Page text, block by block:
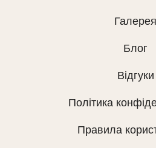
Галерея
Блог
Відгуки
Політика
Правила